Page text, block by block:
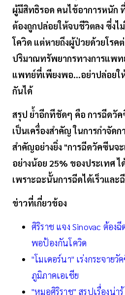
ผู้มีสิทธิรอด คนไข้อาการหนัก
ต้องถูกปล่อยให้จบชีวิตลง ซึ่งไ
โควิด แต่หายถึงผู้ป่วยด้วยโรค
ปริมาณทรัพยากรทางการแพท
แพทย์ที่เพียงพอ...อย่าปล่อยใ
กันได้
สรุป ย้ำอีกทีชัดๆ คือ การฉีดวัค
เป็นเครื่องสำคัญ ในการกำจัด
สำคัญอย่างยิ่ง "การฉีดวัคซีนจ
อย่างน้อย 25% ของประเทศ
เพราะฉะนั้นการฉีดได้เร็วและ
ข่าวที่เกี่ยวข้อง
ศิริราช แจง Sinovac ต้อง
พอป้องกันโควิด
"โมเดอร์นา" เร่งกระจาย
ภูมิภาคเอเชีย
"หมอศิริราช" สรุปเรื่องน่า